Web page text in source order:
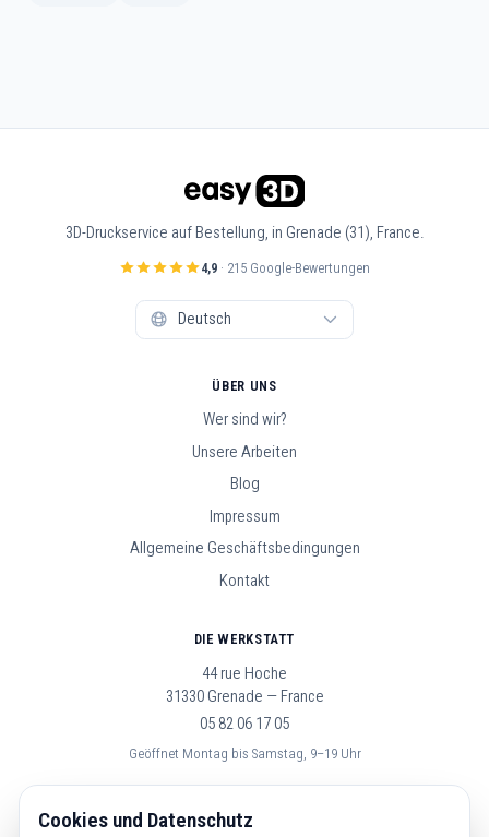
3D-Druckservice auf Bestellung, in Grenade (31), France.
4,9· 215 Google-Bewertungen
ÜBER UNS
Wer sind wir?
Unsere Arbeiten
Blog
Impressum
Allgemeine Geschäftsbedingungen
Kontakt
DIE WERKSTATT
44 rue Hoche
31330 Grenade — France
05 82 06 17 05
Geöffnet Montag bis Samstag, 9–19 Uhr
FOLGE UNS
Cookies und Datenschutz